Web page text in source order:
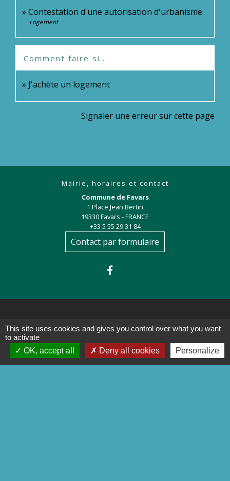
Contestation d'une autorisation d'urbanisme
Logement
Comment faire si...
J'achète un logement
Signaler une erreur sur cette page
Mairie, horaires et contact
Commune de Favars
1 Place Jean Bertin
19330 Favars - FRANCE
+33 5 55 29 31 84
Contact par formulaire
Liens
Préfecture de la Corrèze
This site uses cookies and gives you control over what you want
to activate
OK, accept all
Deny all cookies Personalize